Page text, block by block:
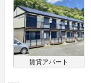
賃貸アパート